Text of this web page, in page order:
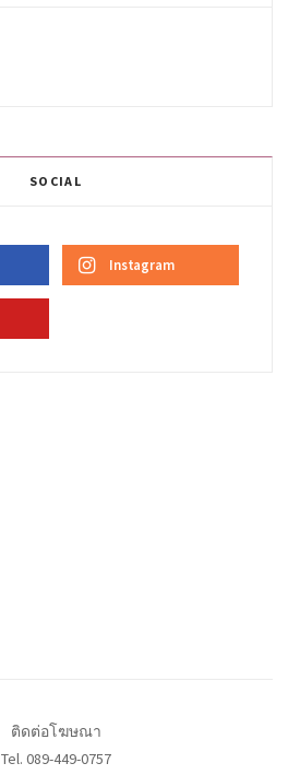
SOCIAL
Instagram
ติดต่อโฆษณา
Tel. 089-449-0757